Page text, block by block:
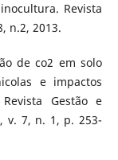
Revista
n.2, 2013.
de co2 em solo
e impactos
Gestão e
v. 7, n. 1, p. 253-